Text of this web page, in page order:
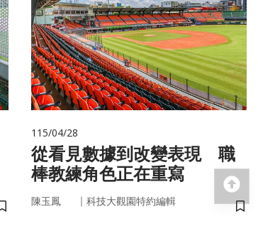
儲存書籤
115/04/28
從看見數據到改變表現 職
棒教練角色正在重寫
陳玉鳳 ｜ 科技大觀園特約編輯
儲
回